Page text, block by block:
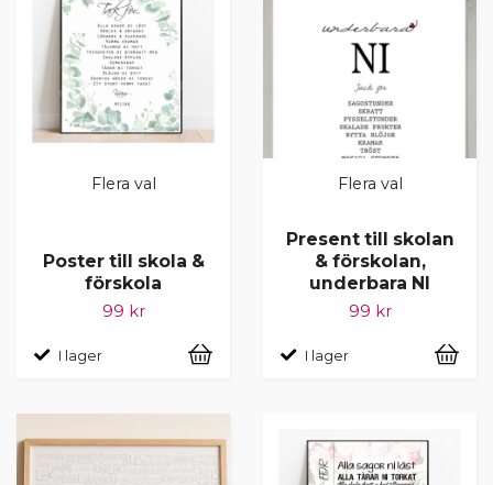
Flera val
Poster till skola &
förskola
99 kr
I lager
Flera val
Present till skolan
& förskolan,
underbara NI
99 kr
I lager